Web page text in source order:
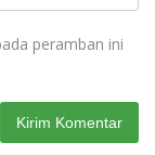
peramban ini